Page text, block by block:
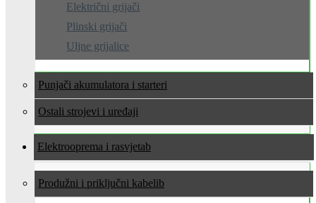
Električni grijači
Plinski grijači
Uljne grijalice
Punjači akumulatora i starteri
Ostali strojevi i uređaji
Elektrooprema i rasvjeta
Produžni i priključni kabeli